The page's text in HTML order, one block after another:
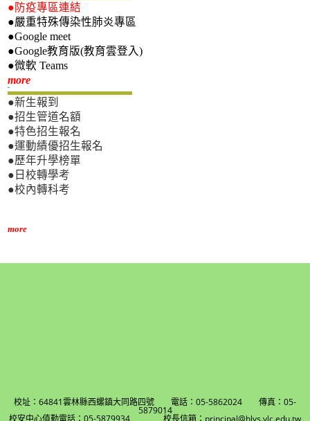
●防疫專區連結
●嚴重特殊傳染性肺炎專區
●Google meet
●Google教育版(教育雲登入)
●微軟 Teams
more新生專區
●新生報到
●招生管道名額
●特色招生報名
●運動績優招生報名
●歷年升學榜單
●日校轉學考
●校內轉科考
more
校址：64841雲林縣西螺鎮大同路四號 電話：05-5862024 傳真：05-
5879014
校安中心值勤電話：05-5879934 校長信箱：principal@hlvs.ylc.edu.tw